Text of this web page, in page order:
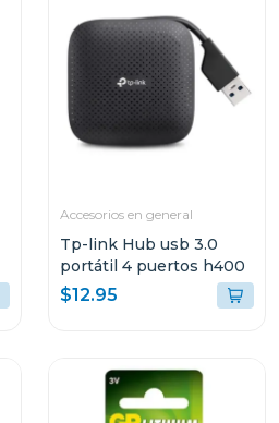
Accesorios en general
Tp-link Hub usb 3.0
portátil 4 puertos h400
$12.95